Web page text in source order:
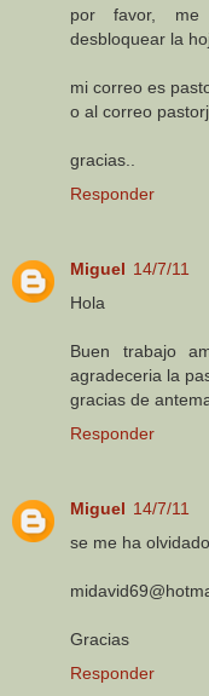
por favor, me
desbloquear la
mi correo es
o al correo
gracias..
Responder
Miguel 14/7/11
Hola
Buen trabajo
agradeceria la
gracias de
Responder
Miguel 14/7/11
se me ha
Gracias
Responder